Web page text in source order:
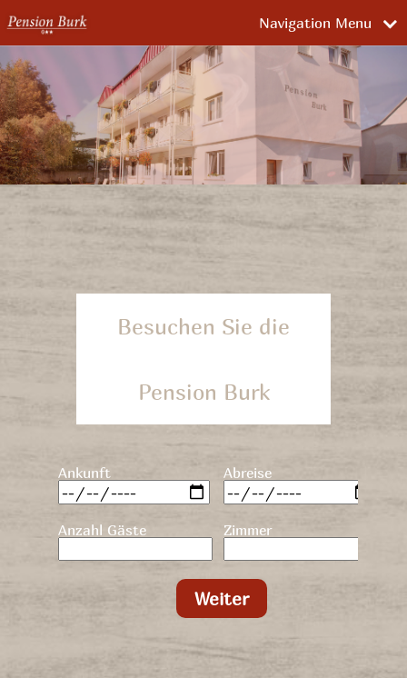
Navigation Menu
Besuchen Sie die
Pension Burk
Ankunft Abreise
Anzahl Gäste Zimmer
Weiter